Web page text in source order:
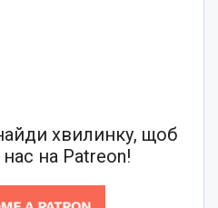
хвилинку, щоб
на Patreon!